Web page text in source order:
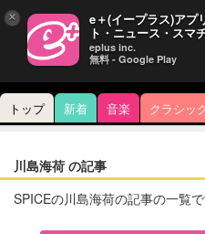
トップ 新着 音楽 クラシッ
川島海荷 の記事
SPICEの川島海荷の記事の一覧
× e＋(イープラス)アプ
ト・ニュース・スマ
eplus inc.
無料 - Google Play